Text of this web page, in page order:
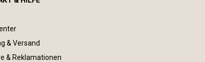
& Versand
& Reklamationen